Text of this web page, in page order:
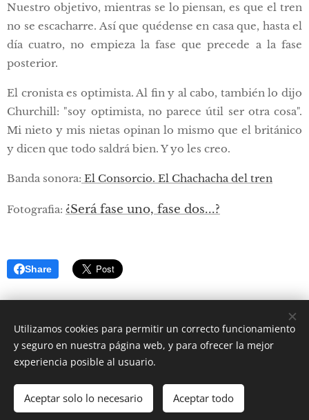
Nuestro objetivo, mientras se lo piensan, es que el tren
no se escacharre. Así que quédense en casa que, hasta el
día cuatro, no empieza la fase que precede a la fase
posterior.
El cronista es optimista. Al fin y al cabo, también lo dijo
Churchill: "soy optimista, no parece útil ser otra cosa".
Mi nieto y mis nietas opinan lo mismo que el británico
y dicen que todo saldrá bien. Y yo les creo.
Banda sonora: El Consorcio. El Chachacha del tren
Fotografia: ¿Será fase uno, fase dos...?
Share
© 2018-2026. Peregrino Mundo| Juan B. Berga
Creado con Webnode Cookies
¡Crea tu página web gratis! Comenzar
Utilizamos cookies para permitir un correcto funcionamiento
y seguro en nuestra página web, y para ofrecer la mejor
experiencia posible al usuario.
Aceptar solo lo necesario Aceptar todo